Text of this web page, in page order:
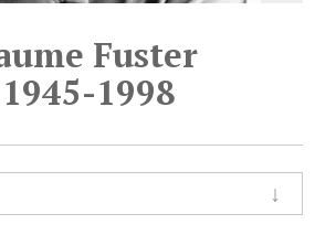
Fuster
1945-1998